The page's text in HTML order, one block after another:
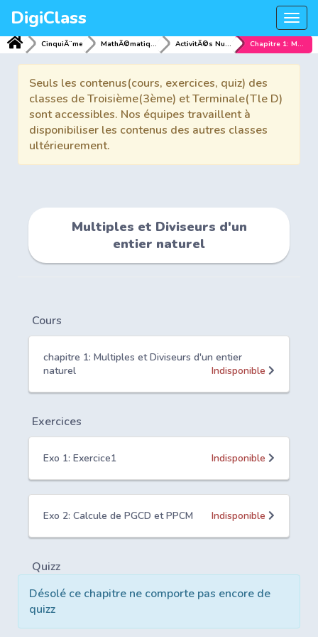
DigiClass
CinquiÃ¨me MathÃ©matiques ActivitÃ©s NumÃ©riques Chapitre 1: Multiples et Diviseurs d'un entier naturel
Seuls les contenus(cours, exercices, quiz) des
classes de Troisième(3ème) et Terminale(Tle D)
sont accessibles. Nos équipes travaillent à
disponibiliser les contenus des autres classes
ultérieurement.
Multiples et Diviseurs d'un
entier naturel
Cours
chapitre 1: Multiples et Diviseurs d'un entier
naturel
Indisponible
Exercices
Exo 1: Exercice1 Indisponible
Exo 2: Calcule de PGCD et PPCM Indisponible
Quizz
Désolé ce chapitre ne comporte pas encore de
quizz